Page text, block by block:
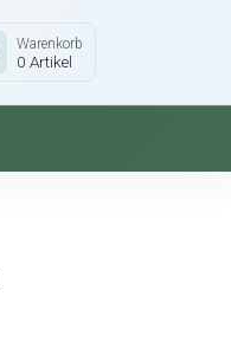
Warenkorb
0 Artikel